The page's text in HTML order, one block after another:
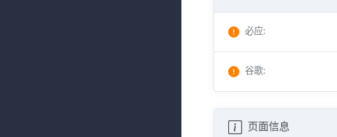
必应:
谷歌:
页面信息